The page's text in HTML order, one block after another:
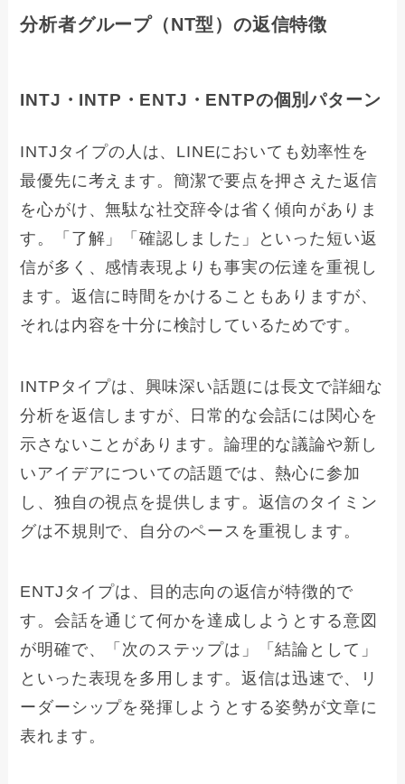
分析者グループ（NT型）の返信特徴
INTJ・INTP・ENTJ・ENTPの個別パターン
INTJタイプの人は、LINEにおいても効率性を
最優先に考えます。簡潔で要点を押さえた返信
を心がけ、無駄な社交辞令は省く傾向がありま
す。「了解」「確認しました」といった短い返
信が多く、感情表現よりも事実の伝達を重視し
ます。返信に時間をかけることもありますが、
それは内容を十分に検討しているためです。
INTPタイプは、興味深い話題には長文で詳細な
分析を返信しますが、日常的な会話には関心を
示さないことがあります。論理的な議論や新し
いアイデアについての話題では、熱心に参加
し、独自の視点を提供します。返信のタイミン
グは不規則で、自分のペースを重視します。
ENTJタイプは、目的志向の返信が特徴的で
す。会話を通じて何かを達成しようとする意図
が明確で、「次のステップは」「結論として」
といった表現を多用します。返信は迅速で、リ
ーダーシップを発揮しようとする姿勢が文章に
表れます。